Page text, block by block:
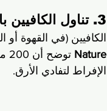
3. تناول الكافيين باعتدال: جرعة ذكاء في فنجان
الكافيين (في القهوة
Nature
الإفراط لتفادي الأرق.